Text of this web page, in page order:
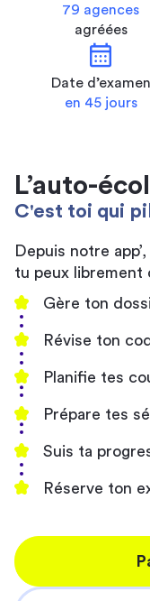
79 agences
agréées
calendar_month
Date d’examen
en 45 jours
L’auto-
C'est toi qui
Depuis notre
tu peux librement
Gère ton
Révise ton
Planifie tes
Prépare tes
Suis ta
Réserve ton